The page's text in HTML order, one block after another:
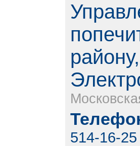
514-16-25